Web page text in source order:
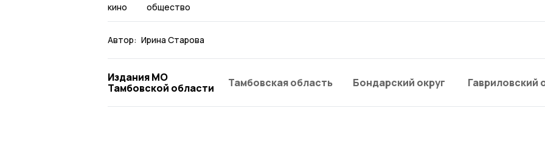
кино общество
Автор: Ирина Старова
Издания МО
Тамбовской области
Тамбовская область Бондарский округ Гавриловский